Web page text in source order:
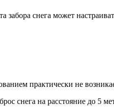
снега может
практически не
снега на расстояние до 5